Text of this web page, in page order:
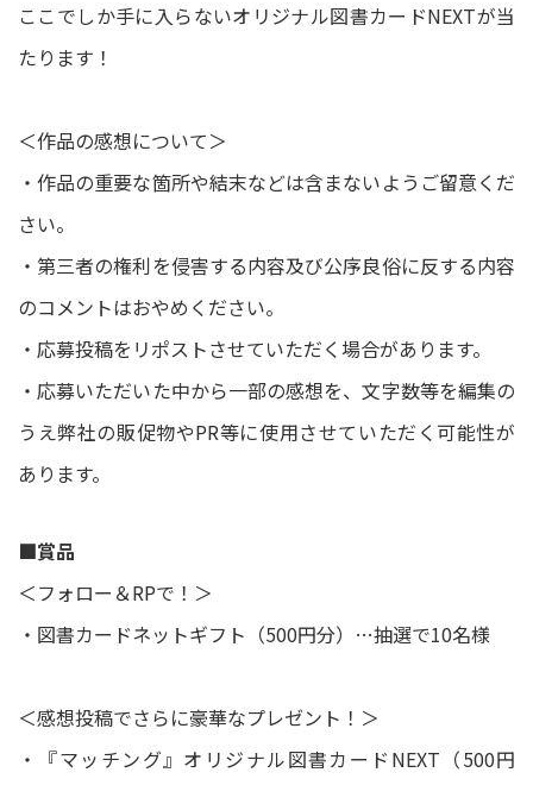
ここでしか手に入らないオリジナル図書カードNEXTが当
たります！
＜作品の感想について＞
・作品の重要な箇所や結末などは含まないようご留意くだ
さい。
・第三者の権利を侵害する内容及び公序良俗に反する内容
のコメントはおやめください。
・応募投稿をリポストさせていただく場合があります。
・応募いただいた中から一部の感想を、文字数等を編集の
うえ弊社の販促物やPR等に使用させていただく可能性が
あります。
■賞品
＜フォロー＆RPで！＞
・図書カードネットギフト（500円分）…抽選で10名様
＜感想投稿でさらに豪華なプレゼント！＞
・『マッチング』オリジナル図書カードNEXT（500円